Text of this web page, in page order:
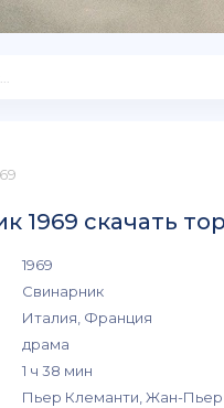
1969 скачать
1969
Свинарник
Италия, Франция
драма
1 ч 38 мин
Пьер Клеманти, Жан-